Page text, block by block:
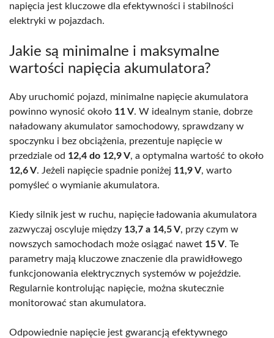
napięcia jest kluczowe dla efektywności i stabilności
elektryki w pojazdach.
Jakie są minimalne i maksymalne
wartości napięcia akumulatora?
Aby uruchomić pojazd, minimalne napięcie akumulatora
powinno wynosić około 11 V. W idealnym stanie, dobrze
naładowany akumulator samochodowy, sprawdzany w
spoczynku i bez obciążenia, prezentuje napięcie w
przedziale od 12,4 do 12,9 V, a optymalna wartość to około
12,6 V. Jeżeli napięcie spadnie poniżej 11,9 V, warto
pomyśleć o wymianie akumulatora.
Kiedy silnik jest w ruchu, napięcie ładowania akumulatora
zazwyczaj oscyluje między 13,7 a 14,5 V, przy czym w
nowszych samochodach może osiągać nawet 15 V. Te
parametry mają kluczowe znaczenie dla prawidłowego
funkcjonowania elektrycznych systemów w pojeździe.
Regularnie kontrolując napięcie, można skutecznie
monitorować stan akumulatora.
Odpowiednie napięcie jest gwarancją efektywnego